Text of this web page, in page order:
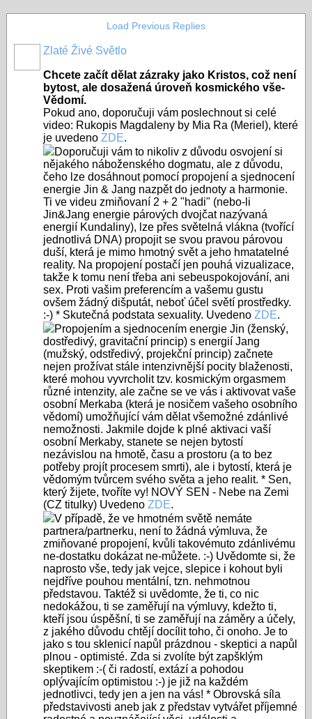
Load Previous Replies
Zlaté Živé Světlo
Chcete začít dělat zázraky jako Kristos, což není
bytost, ale dosažená úroveň kosmického vše-
Vědomí.
Pokud ano, doporučuji vám poslechnout si celé
video: Rukopis Magdaleny by Mia Ra (Meriel), které
je uvedeno ZDE.
Doporučuji vám to nikoliv z důvodu osvojení si
nějakého náboženského dogmatu, ale z důvodu,
čeho lze dosáhnout pomocí propojení a sjednocení
energie Jin & Jang nazpět do jednoty a harmonie.
Ti ve videu zmiňovaní 2 + 2 "hadi" (nebo-li
Jin&Jang energie párových dvojčat nazývaná
energií Kundaliny), lze přes světelná vlákna (tvořící
jednotlivá DNA) propojit se svou pravou párovou
duší, která je mimo hmotný svět a jeho hmatatelné
reality. Na propojení postačí jen pouhá vizualizace,
takže k tomu není třeba ani sebeuspokojování, ani
sex. Proti vašim preferencím a vašemu gustu
ovšem žádný dišputát, neboť účel světí prostředky.
:-) * Skutečná podstata sexuality. Uvedeno ZDE.
Propojením a sjednocením energie Jin (ženský,
dostředivý, gravitační princip) s energií Jang
(mužský, odstředivý, projekční princip) začnete
nejen prožívat stále intenzivnější pocity blaženosti,
které mohou vyvrcholit tzv. kosmickým orgasmem
různé intenzity, ale začne se ve vás i aktivovat vaše
osobní Merkaba (která je nosičem vašeho osobního
vědomí) umožňující vám dělat všemožné zdánlivé
nemožnosti. Jakmile dojde k plné aktivaci vaší
osobní Merkaby, stanete se nejen bytostí
nezávislou na hmotě, času a prostoru (a to bez
potřeby projít procesem smrti), ale i bytostí, která je
vědomým tvůrcem svého světa a jeho realit. * Sen,
který žijete, tvoříte vy! NOVÝ SEN - Nebe na Zemi
(CZ titulky) Uvedeno ZDE.
V případě, že ve hmotném světě nemáte
partnera/partnerku, není to žádná výmluva, že
zmiňované propojení, kvůli takovémuto zdánlivému
ne-dostatku dokázat ne-můžete. :-) Uvědomte si, že
naprosto vše, tedy jak vejce, slepice i kohout byli
nejdříve pouhou mentální, tzn. nehmotnou
představou. Taktéž si uvědomte, že ti, co nic
nedokážou, ti se zaměřují na výmluvy, kdežto ti,
kteří jsou úspěšní, ti se zaměřují na záměry a účely,
z jakého důvodu chtějí docílit toho, či onoho. Je to
jako s tou sklenicí napůl prázdnou - skeptici a napůl
plnou - optimisté. Zda si zvolíte být zapšklým
skeptikem :-( či radostí, extází a pohodou
oplývajícím optimistou :-) je již na každém
jednotlivci, tedy jen a jen na vás! * Obrovská síla
představivosti aneb jak z představ vytvářet příjemné